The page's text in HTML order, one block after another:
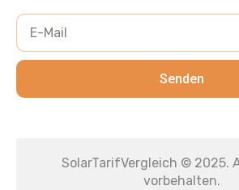
Senden
SolarTarifVergleich © 2025.
vorbehalten.